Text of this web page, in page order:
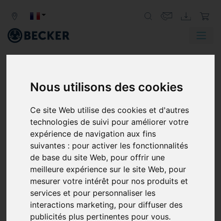
Nous utilisons des cookies
Ce site Web utilise des cookies et d'autres
technologies de suivi pour améliorer votre
expérience de navigation aux fins
suivantes : pour activer les fonctionnalités
de base du site Web, pour offrir une
meilleure expérience sur le site Web, pour
mesurer votre intérêt pour nos produits et
services et pour personnaliser les
interactions marketing, pour diffuser des
publicités plus pertinentes pour vous.
MÉCANIQUE GÉNÉRALE
POMPES À VIDE ET COMPRESSEURS
BECKER POUR APPLICATIONS
INDUSTRIELLES
Becker fournit des solutions personnalisées avec des
pompes à vide et des compresseurs pour de
nombreuses applications et dans le monde entier. Elles
permettent, entre autres, de transporter, de maintenir,
de soulever et de manipuler, de sécher et de refroidir.